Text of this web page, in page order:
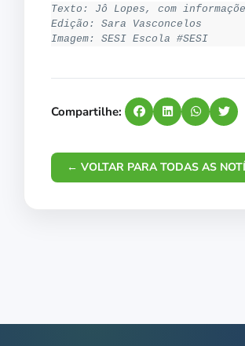
Texto: Jô Lopes, com
Edição: Sara Vasconcelos
Imagem: SESI Escola #SESI
Compartilhe:
← VOLTAR PARA TODAS AS